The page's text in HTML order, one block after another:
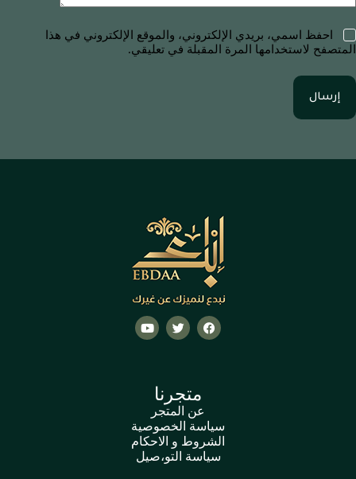
احفظ اسمي، بريدي الإلكتروني، والموقع الإلكتروني في هذا
المتصفح لاستخدامها المرة المقبلة في تعليقي.
إرسال
متجرنا
عن المتجر
سياسة الخصوصية
الشروط و الاحكام
سياسة التو،صيل